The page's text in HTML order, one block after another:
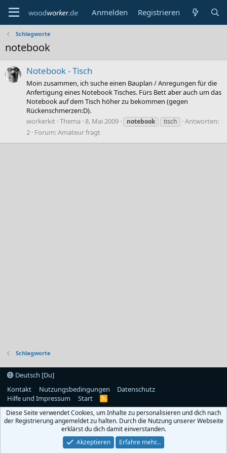
Anmelden Registrieren
Schlagworte
notebook
Notebook - Tisch
Moin zusammen, ich suche einen Bauplan / Anregungen für die
Anfertigung eines Notebook Tisches. Fürs Bett aber auch um das
Notebook auf dem Tisch höher zu bekommen (gegen
Rückenschmerzen:D).
workerkit Thema 8. Mai 2009 notebook tisch
Antworten:
2 Forum:Amateur fragt
Schlagworte
Deutsch [Du]
Kontakt
Nutzungsbedingungen
Datenschutz
Hilfe und Impressum
Start
R
S
Diese Seite verwendet Cookies, um Inhalte zu personalisieren und dich nach
der Registrierung angemeldet zu halten. Durch die Nutzung unserer Webseite
erklärst du dich damit einverstanden.
Akzeptieren
Erfahre mehr…